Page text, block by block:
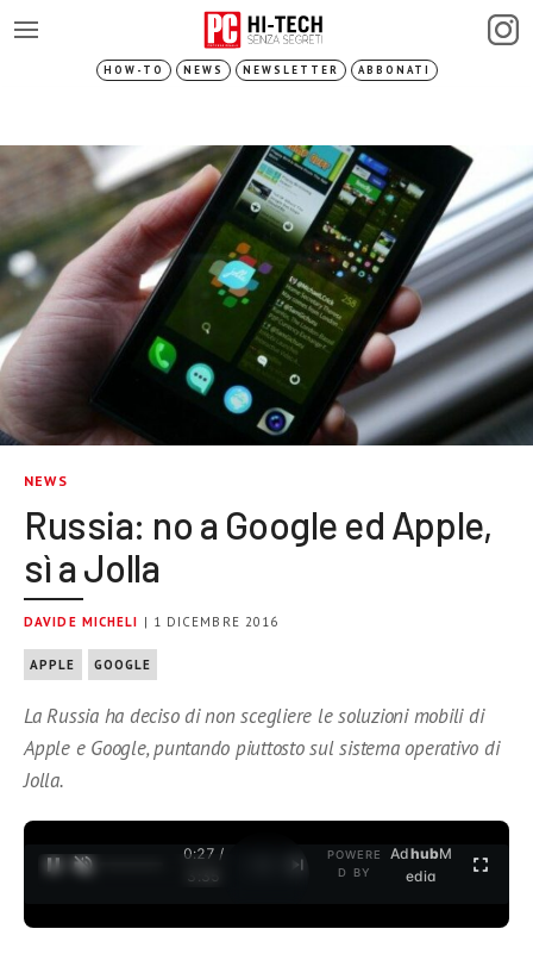
HOW-TO NEWS NEWSLETTER ABBONATI
NEWS
Russia: no a Google ed Apple,
sì a Jolla
DAVIDE MICHELI | 1 DICEMBRE 2016
APPLE GOOGLE
La Russia ha deciso di non scegliere le soluzioni mobili di
Apple e Google, puntando piuttosto sul sistema operativo di
Jolla.
0:27 /
3:35
POWERE
D BY
AdhubM
edia